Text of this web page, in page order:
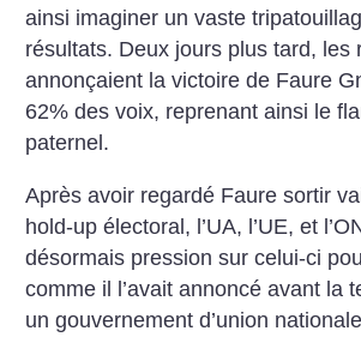
ainsi imaginer un vaste
résultats. Deux jours plus tard, les
annonçaient la victoire de Faure
62% des voix, reprenant ainsi le
paternel.
Après avoir regardé Faure sortir
hold-up électoral, l’UA, l’UE, et
désormais pression sur celui-ci
comme il l’avait annoncé avant la
un gouvernement d’union